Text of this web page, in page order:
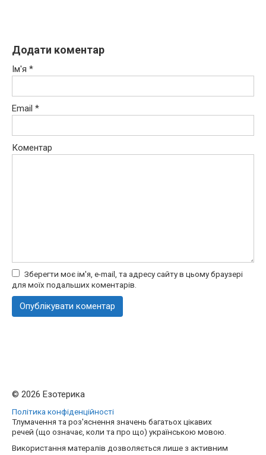
Додати коментар
Ім'я *
Email *
Коментар
Зберегти моє ім'я, e-mail, та адресу сайту в цьому браузері
для моїх подальших коментарів.
© 2026 Езотерика
Політика конфіденційності
Тлумачення та роз'яснення значень багатьох цікавих
речей (що означає, коли та про що) українською мовою.
Використання матералів дозволяється лише з активним